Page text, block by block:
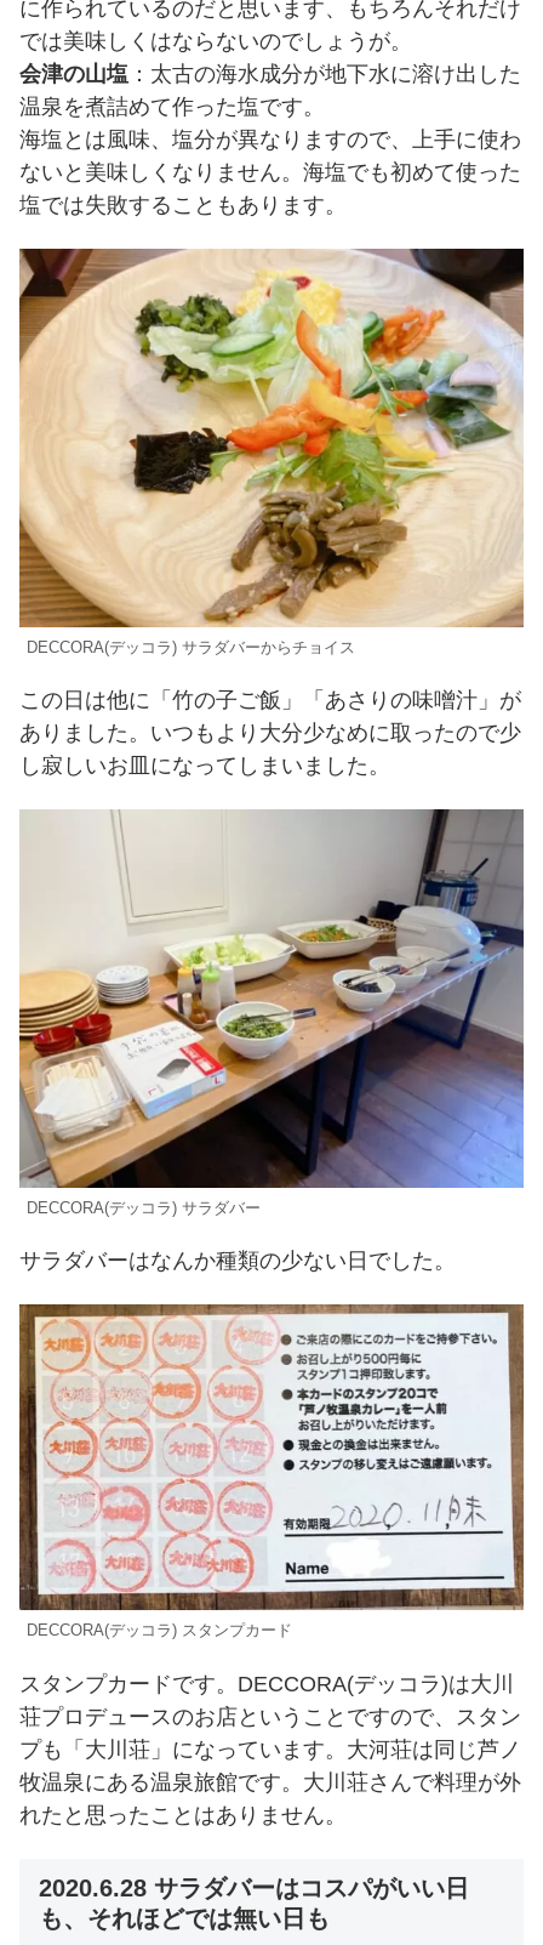
に作られているのだと思います、もちろんそれだけ
では美味しくはならないのでしょうが。
会津の山塩 ：太古の海水成分が地下水に溶け出した
温泉を煮詰めて作った塩です。
海塩とは風味、塩分が異なりますので、上手に使わ
ないと美味しくなりません。海塩でも初めて使った
塩では失敗することもあります。
DECCORA(デッコラ) サラダバーからチョイス
この日は他に「竹の子ご飯」「あさりの味噌汁」が
ありました。いつもより大分少なめに取ったので少
し寂しいお皿になってしまいました。
DECCORA(デッコラ) サラダバー
サラダバーはなんか種類の少ない日でした。
DECCORA(デッコラ) スタンプカード
スタンプカードです。DECCORA(デッコラ)は大川
荘プロデュースのお店ということですので、スタン
プも「大川荘」になっています。大河荘は同じ芦ノ
牧温泉にある温泉旅館です。大川荘さんで料理が外
れたと思ったことはありません。
2020.6.28 サラダバーはコスパがいい日
も、それほどでは無い日も